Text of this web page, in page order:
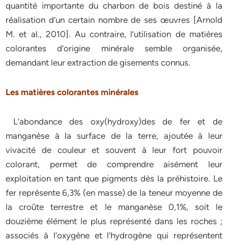
quantité importante du charbon de bois destiné à la
réalisation d’un certain nombre de ses œuvres [Arnold
M. et al., 2010]. Au contraire, l’utilisation de matières
colorantes d’origine minérale semble organisée,
demandant leur extraction de gisements connus.
Les matières colorantes minérales
L’abondance des oxy(hydroxy)des de fer et de
manganèse à la surface de la terre, ajoutée à leur
vivacité de couleur et souvent à leur fort pouvoir
colorant, permet de comprendre aisément leur
exploitation en tant que pigments dès la préhistoire. Le
fer représente 6,3% (en masse) de la teneur moyenne de
la croûte terrestre et le manganèse 0,1%, soit le
douzième élément le plus représenté dans les roches ;
associés à l’oxygène et l’hydrogène qui représentent